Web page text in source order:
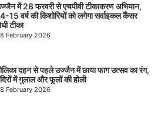
में 28 फरवरी से एचपीवी टीकाकरण अभियान,
15 वर्ष की किशोरियों को लगेगा सर्वाइकल कैंसर
टीका
February 2026
दहन से पहले उज्जैन में छाया फाग उत्सव का रंग,
में गुलाल और फूलों की होली
February 2026